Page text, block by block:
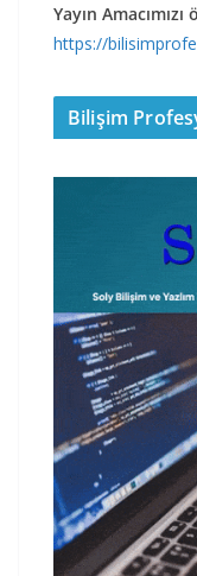
Yayın
https://
Bilişim